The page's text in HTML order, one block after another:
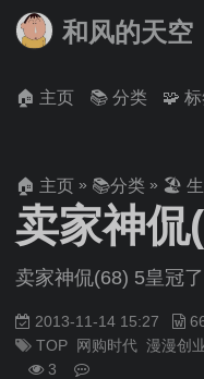
和风的天空
🏠 主页 📚 分类 🧩
🏠 主页 » 📚分类 » 🏖 生
卖家神侃
卖家神侃(68) 5皇冠了
2013-11-14 15:27
TOP
网购时代 漫漫创
3